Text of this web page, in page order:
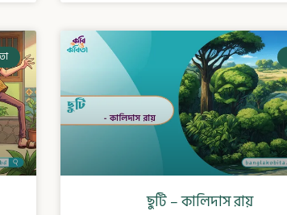
ছুটি – কালিদাস রায়